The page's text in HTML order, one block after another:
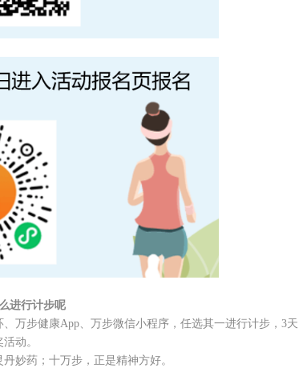
进行计步呢
万步健康App、万步微信小程序，任选其一进行计步，3天
动。
妙药；十万步，正是精神方好。